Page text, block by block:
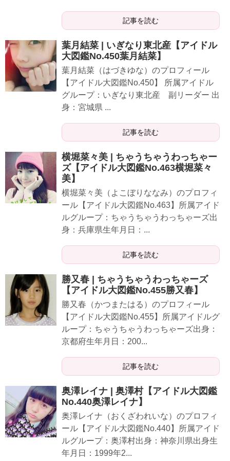
記事を読む
葉月結菜 | いぎなり東北産【アイドル
大図鑑No.450葉月結菜】
葉月結菜（はづきゆな）のプロフィール
【アイドル大図鑑No.450】 所属アイドル
グループ：いぎなり東北産 副リーダー 出
身：宮城県 ...
記事を読む
横堀菜々美 | ちゃうちゃうわっちゃー
ズ【アイドル大図鑑No.463横堀菜々
美】
横堀菜々美（よこぼりななみ）のプロフィ
ール【アイドル大図鑑No.463】所属アイド
ルグループ：ちゃうちゃうわっちゃーズ出
身：兵庫県生年月日：...
記事を読む
勝又春 | ちゃうちゃうわっちゃーズ
【アイドル大図鑑No.455勝又春】
勝又春（かつまたはる）のプロフィール
【アイドル大図鑑No.455】所属アイドルグ
ループ：ちゃうちゃうわっちゃーズ出身：
京都府生年月日：200...
記事を読む
奥澤レイナ | 奥澤村【アイドル大図鑑
No.440奥澤レイナ】
奥澤レイナ（おくざわれいな）のプロフィ
ール【アイドル大図鑑No.440】所属アイド
ルグループ：奥澤村出身：神奈川県出身生
年月日：1999年2...